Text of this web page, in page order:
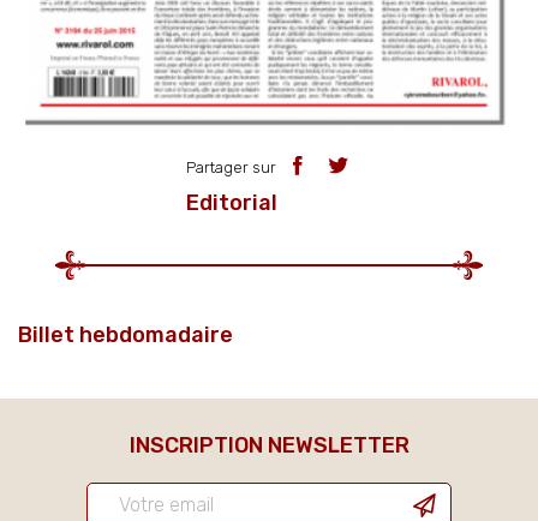
Partager sur
Editorial
Billet hebdomadaire
INSCRIPTION NEWSLETTER